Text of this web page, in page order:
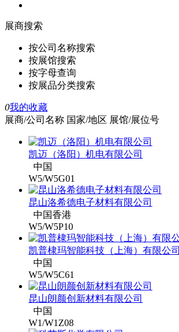
展商搜索
按公司名称搜索
按展馆搜索
按字母查询
按展品分类搜索
0我的收藏
展商/公司名称 国家/地区 展馆/展位号
凯迈（洛阳）机电有限公司
中国
W5/W5G01
昆山洛希德电子材料有限公司
中国香港
W5/W5P10
凯普棣玛智能科技（上海）有限公司
中国
W5/W5C61
昆山朗颜创新材料有限公司
中国
W1/W1Z08